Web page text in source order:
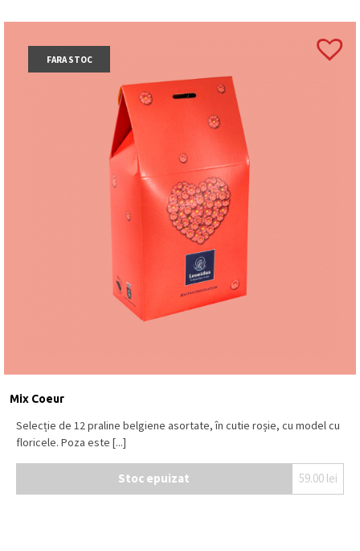
FARA STOC
Mix Coeur
Selecție de 12 praline belgiene asortate, în cutie roșie, cu model cu
floricele. Poza este [...]
Stoc epuizat 59.00 lei